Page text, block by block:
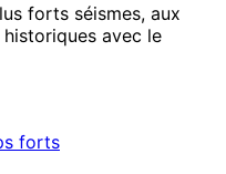
forts séismes, aux
avec le
forts